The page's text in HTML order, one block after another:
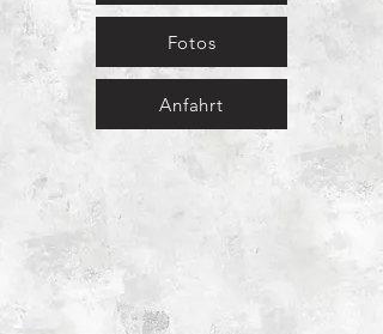
Fotos
Anfahrt